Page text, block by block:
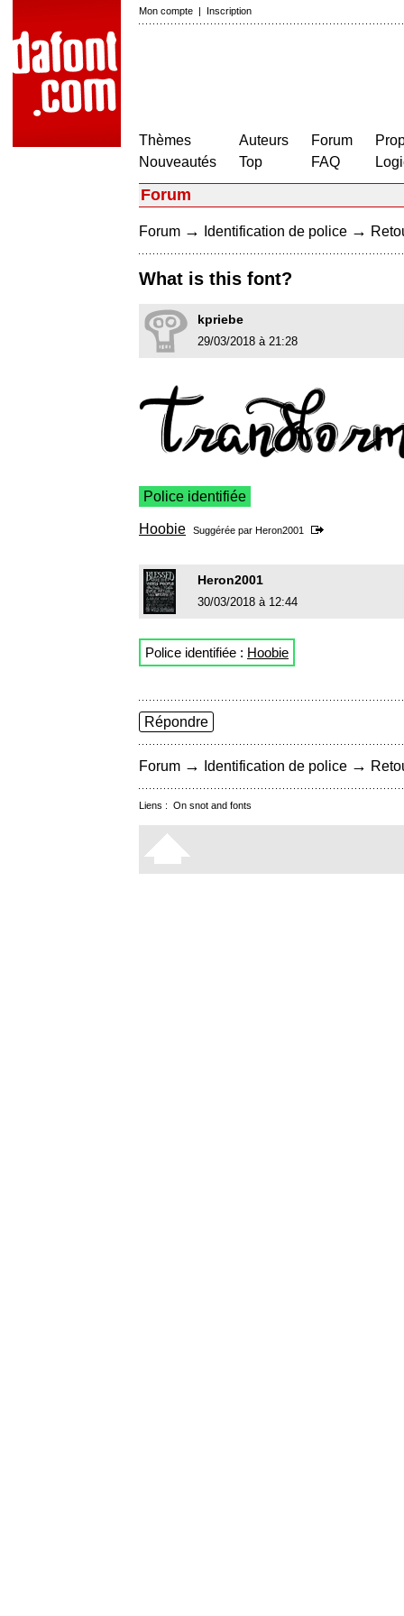
Mon compte | Inscription
Thèmes
Nouveautés
Auteurs
Top
Forum
FAQ
Forum
Forum → Identification de police →
What is this font?
kpriebe
29/03/2018 à 21:28
Police identifiée
Hoobie Suggérée par Heron2001
Heron2001
30/03/2018 à 12:44
Police identifiée : Hoobie
Répondre
Forum → Identification de police →
Liens : On snot and fonts